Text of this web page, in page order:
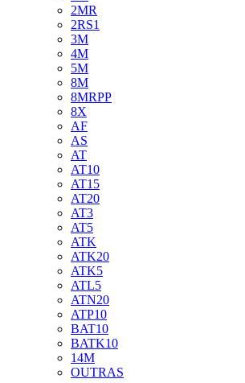
2MR
2RS1
3M
4M
5M
8M
8MRPP
8X
AF
AS
AT
AT10
AT15
AT20
AT3
AT5
ATK
ATK20
ATK5
ATL5
ATN20
ATP10
BAT10
BATK10
14M
OUTRAS